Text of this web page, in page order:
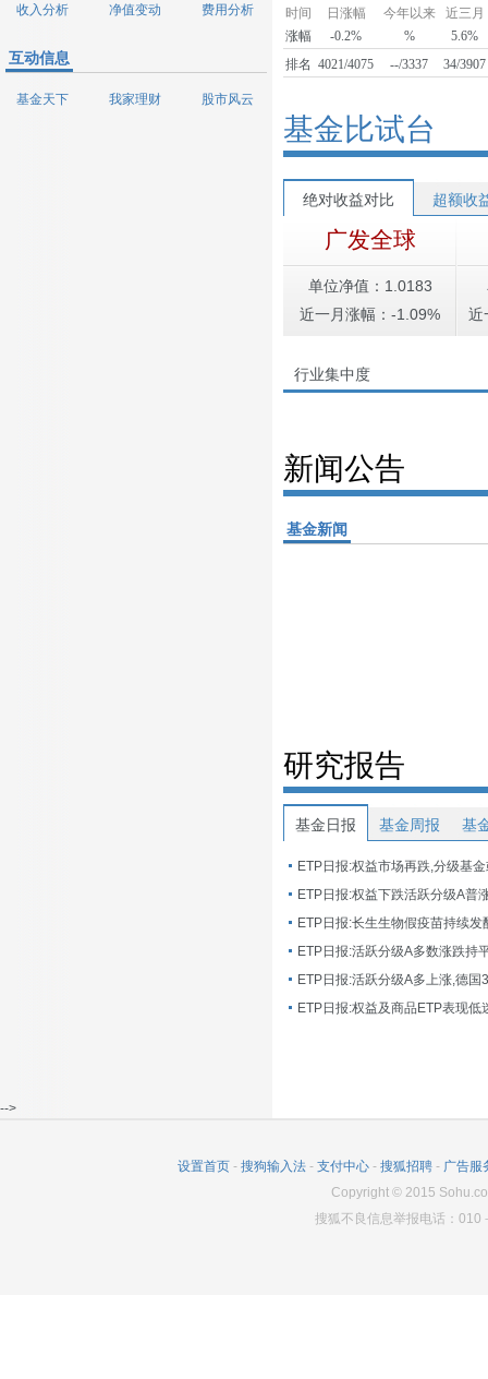
收入分析
净值变动 费用分析
互动信息
基金天下 我家理财 股市风云
时间 日涨幅 今年以来
近三月
涨幅
-0.2% %
5.6%
排名
4021/4075 --/3337 34/3907
基金比试台
绝对收益对比 超额收
广发全球
单位净值：1.0183
近一月涨幅：-1.09%
近
行业集中度
新闻公告
基金新闻
研究报告
基金日报 基金周报 基
ETP日报:权益市场再跌,分级基
ETP日报:长生生物假疫苗持续发
ETP日报:活跃分级A多数涨跌持
ETP日报:活跃分级A多上涨,德国
-->
设置首页 - 搜狗输入法 - 支付中心 - 搜狐招聘 - 广告服
Copyright© 2015
搜狐不良信息举报电话：010